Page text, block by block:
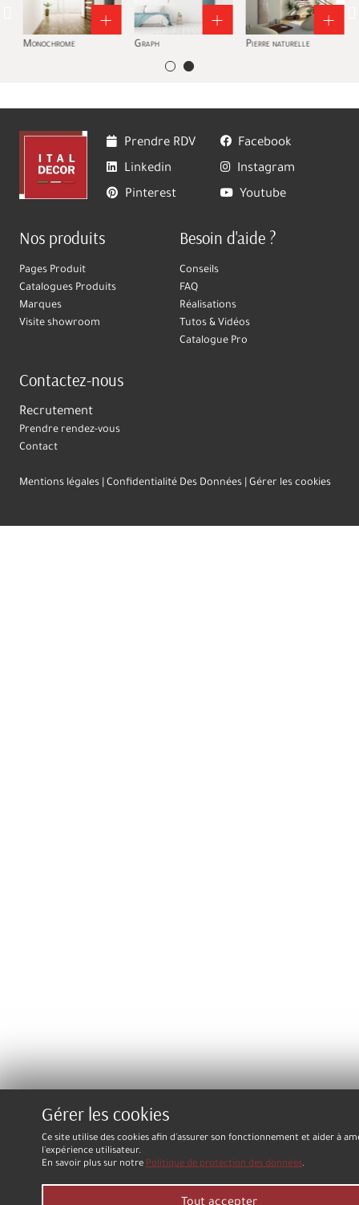
Monochrome Graph Pierre naturelle
Prendre RDV
Facebook
Linkedin
Instagram
Pinterest
Youtube
Nos produits
Pages Produit
Catalogues Produits
Marques
Visite showroom
Besoin d'aide ?
Conseils
FAQ
Réalisations
Tutos & Vidéos
Catalogue Pro
Contactez-nous
Recrutement
Prendre rendez-vous
Contact
Mentions légales Confidentialité Des Données Gérer les cookies
Gérer les cookies
Ce site utilise des cookies afin d'assurer son fonctionnement et aider à
l'expérience utilisateur.
En savoir plus sur notre Politique de protection des données.